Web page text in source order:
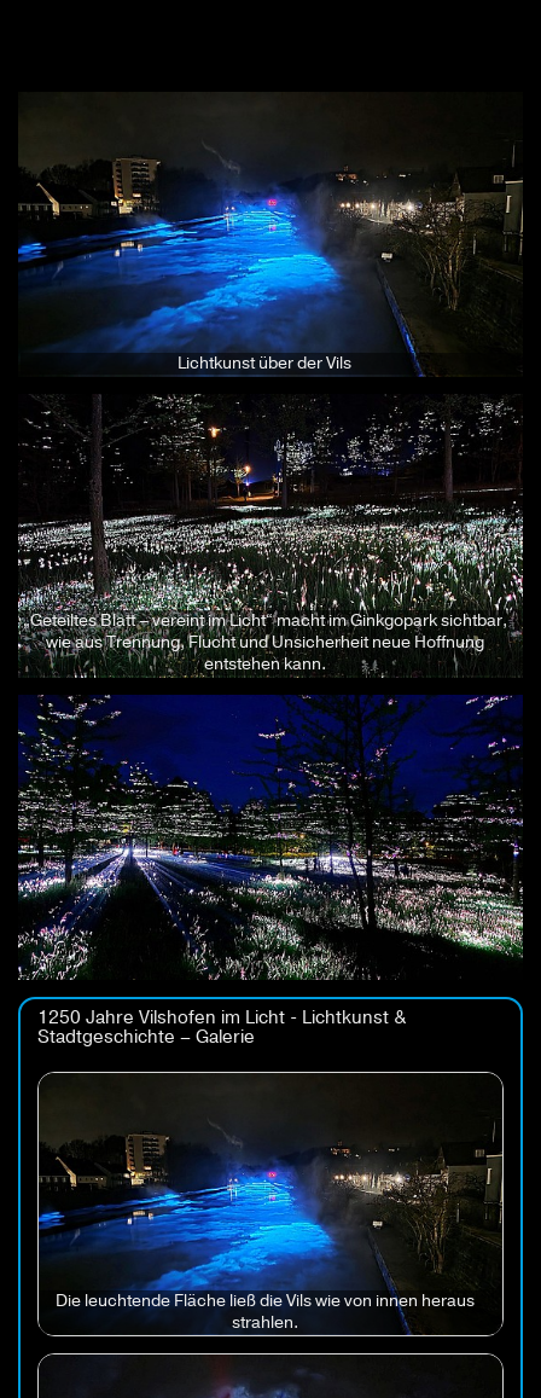
Lichtkunst über der Vils
„Geteiltes Blatt – vereint im Licht“ macht im Ginkgopark sichtbar,
wie aus Trennung, Flucht und Unsicherheit neue Hoffnung
entstehen kann.
1250 Jahre Vilshofen im Licht - Lichtkunst &
Stadtgeschichte – Galerie
Die leuchtende Fläche ließ die Vils wie von innen heraus
strahlen.